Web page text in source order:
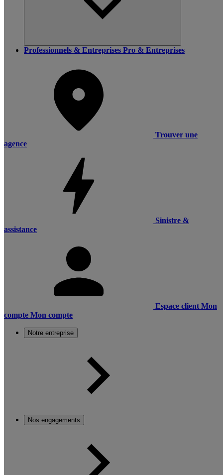
Professionnels & Entreprises Pro & Entreprises
Trouver une
agence
Sinistre &
assistance
Espace client Mon
compte Mon compte
Notre entreprise
Nos engagements